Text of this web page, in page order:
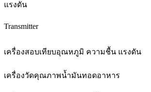
แรงดัน
Transmitter
เครื่องสอบเทียบอุณหภูมิ ความชื้น แรงดัน
เครื่องวัดคุณภาพน้ำมันทอดอาหาร